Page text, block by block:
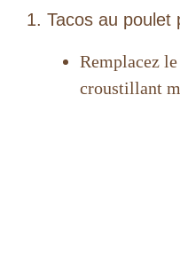
1. Tacos au poulet
Remplacez
croustillant